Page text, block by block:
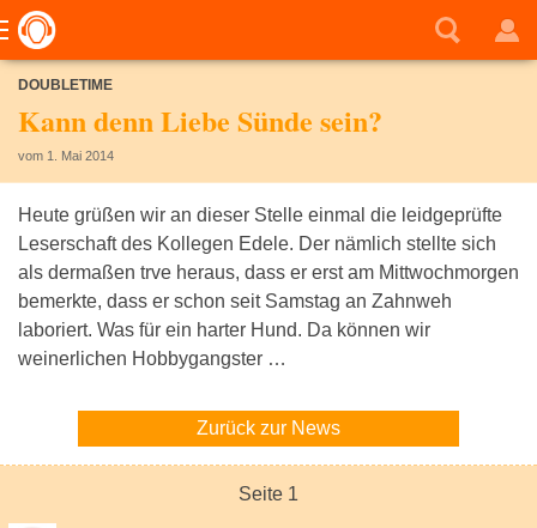
DOUBLETIME
Kann denn Liebe Sünde sein?
vom 1. Mai 2014
Heute grüßen wir an dieser Stelle einmal die leidgeprüfte
Leserschaft des Kollegen Edele. Der nämlich stellte sich
als dermaßen trve heraus, dass er erst am Mittwochmorgen
bemerkte, dass er schon seit Samstag an Zahnweh
laboriert. Was für ein harter Hund. Da können wir
weinerlichen Hobbygangster …
Zurück zur News
Seite 1